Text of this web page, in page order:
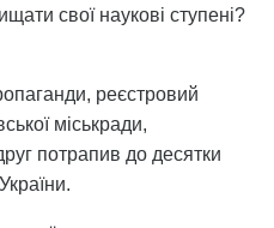
свої наукові ступені?
реєстровий
міськради,
потрапив до десятки